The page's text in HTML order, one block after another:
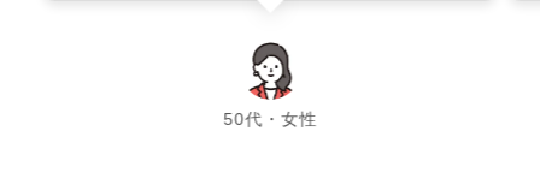
50代・女性
chevron_left chevron_right